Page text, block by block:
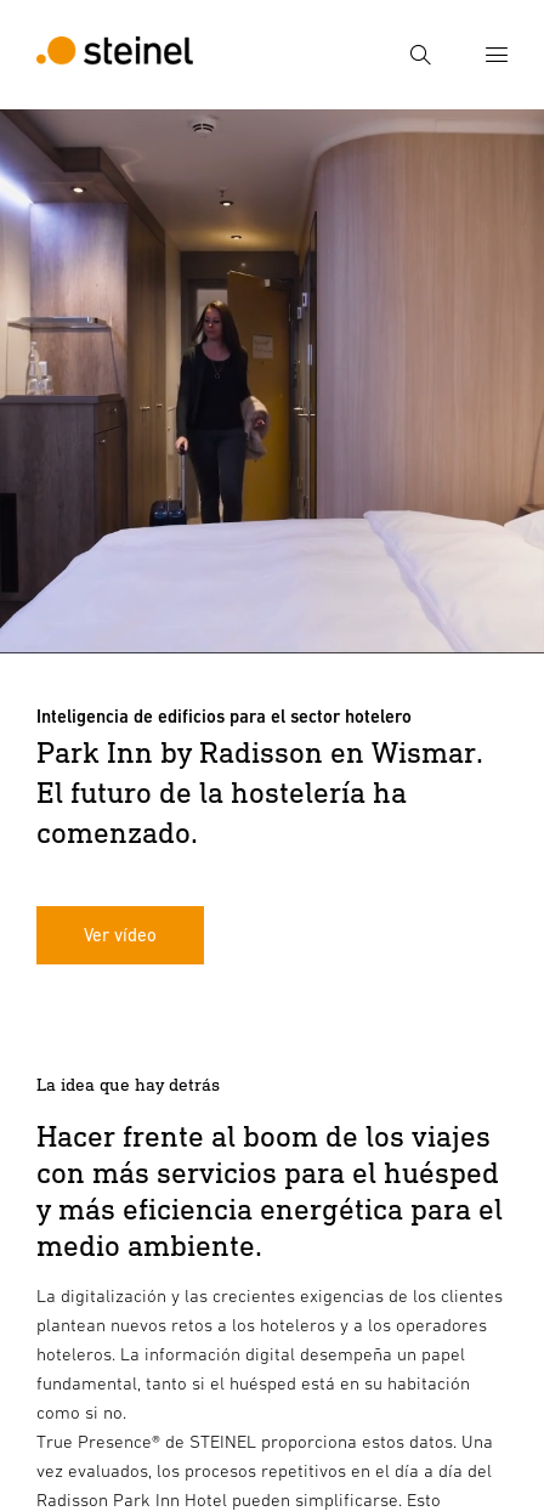
Búsqueda
Búsqueda
Introducir el término de búsqueda
Inteligencia de edificios para el sector hotelero
Park Inn by Radisson en Wismar.
El futuro de la hostelería ha
comenzado.
Ver vídeo
La idea que hay detrás
Hacer frente al boom de los viajes
con más servicios para el huésped
y más eficiencia energética para el
medio ambiente.
La digitalización y las crecientes exigencias de los clientes
plantean nuevos retos a los hoteleros y a los operadores
hoteleros. La información digital desempeña un papel
fundamental, tanto si el huésped está en su habitación
como si no.
True Presence® de STEINEL proporciona estos datos. Una
vez evaluados, los procesos repetitivos en el día a día del
Radisson Park Inn Hotel pueden simplificarse. Esto